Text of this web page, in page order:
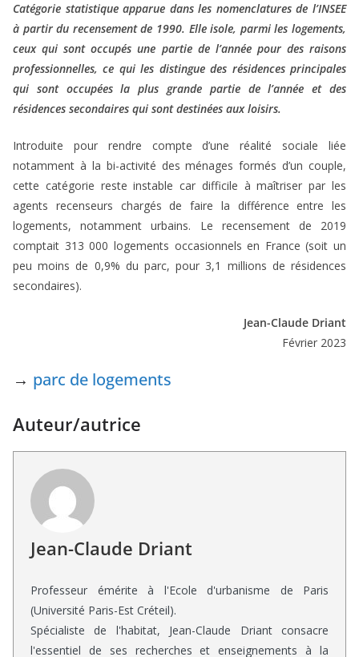
Catégorie statistique apparue dans les nomenclatures de l’INSEE
à partir du recensement de 1990. Elle isole, parmi les logements,
ceux qui sont occupés une partie de l’année pour des raisons
professionnelles, ce qui les distingue des résidences principales
qui sont occupées la plus grande partie de l’année et des
résidences secondaires qui sont destinées aux loisirs.
Introduite pour rendre compte d’une réalité sociale liée
notamment à la bi-activité des ménages formés d’un couple,
cette catégorie reste instable car difficile à maîtriser par les
agents recenseurs chargés de faire la différence entre les
logements, notamment urbains. Le recensement de 2019
comptait 313 000 logements occasionnels en France (soit un
peu moins de 0,9% du parc, pour 3,1 millions de résidences
secondaires).
Jean-Claude Driant
Février 2023
→ parc de logements
Auteur/autrice
Jean-Claude Driant
Professeur émérite à l'Ecole d'urbanisme de Paris
(Université Paris-Est Créteil).
Spécialiste de l'habitat, Jean-Claude Driant consacre
l'essentiel de ses recherches et enseignements à la